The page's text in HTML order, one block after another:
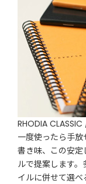
RHODIA
一度使ったら手
書き味、この安定
ルで提案します
イルに併せて選べ